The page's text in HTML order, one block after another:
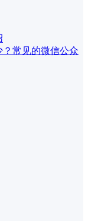
常见的微信公众